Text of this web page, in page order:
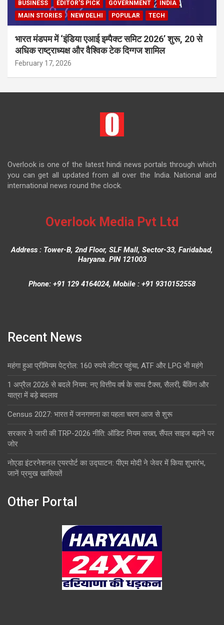
BUSINESS EDITOR'S PICK GOVERNMENT
INDIA
MAIN STORIES
NEW DELHI POPULAR TECH
भारत मंडपम में ‘इंडिया एआई इम्पैक्ट समिट 2026’ शुरू, 20 से
अधिक राष्ट्राध्यक्ष और वैश्विक टेक दिग्गज शामिल
February 17, 2026
Overlook is one of the latest hindi news portals through which
you can get all updated from all over the India. National and
international news round the clock.
Overlook Media Pvt Ltd
Address : Tower-B, 2nd Floor, SLF Mall, Sector-33, Faridabad,
Haryana. PIN 121003
Phone: +91 129 4164024, Mobile : +91 9310152558
Recent News
महंगा हुआ प्रीमियम पेट्रोल: 160 रुपये लीटर पहुंचा, ATF और LPG भी महंगे
1 अप्रैल 2026 से बदले नियम: नए वित्तीय वर्ष के साथ टैक्स, सैलरी, बैंकिंग और
यात्रा में बड़े बदलाव
Census 2027: भारत में जनगणना का पहला चरण आज से शुरू
सरकार ने जारी की TRP-2026 नीति: ऑडिट नियम सख्त, सैंपल साइज बढ़ाने पर
जोर
नोएडा इंटरनेशनल एयरपोर्ट का उद्घाटन: पीएम मोदी ने जेवर में किया शुभारंभ,
जानें प्रमुख खासियतें
Other Portal